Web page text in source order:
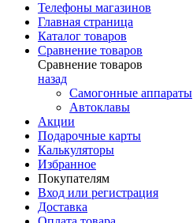
Телефоны магазинов
Главная страница
Каталог товаров
Сравнение товаров
Сравнение товаров
назад
Самогонные аппараты
Автоклавы
Акции
Подарочные карты
Калькуляторы
Избранное
Покупателям
Вход или регистрация
Доставка